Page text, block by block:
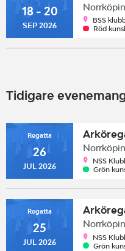
18 - 20
SEP 2026
BSS
Röd
Tidigare
Regatta
26
JUL 2026
NSS
Grön
Regatta
25
JUL 2026
NSS
Grön